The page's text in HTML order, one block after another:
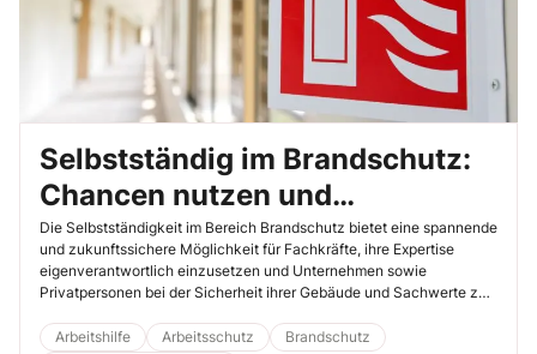
Selbstständig im Brandschutz:
Chancen nutzen und
eigenverantwortlich handeln
Die Selbstständigkeit im Bereich Brandschutz bietet eine spannende
und zukunftssichere Möglichkeit für Fachkräfte, ihre Expertise
eigenverantwortlich einzusetzen und Unternehmen sowie
Privatpersonen bei der Sicherheit ihrer Gebäude und Sachwerte zu
Arbeitshilfe
Arbeitsschutz
Brandschutz